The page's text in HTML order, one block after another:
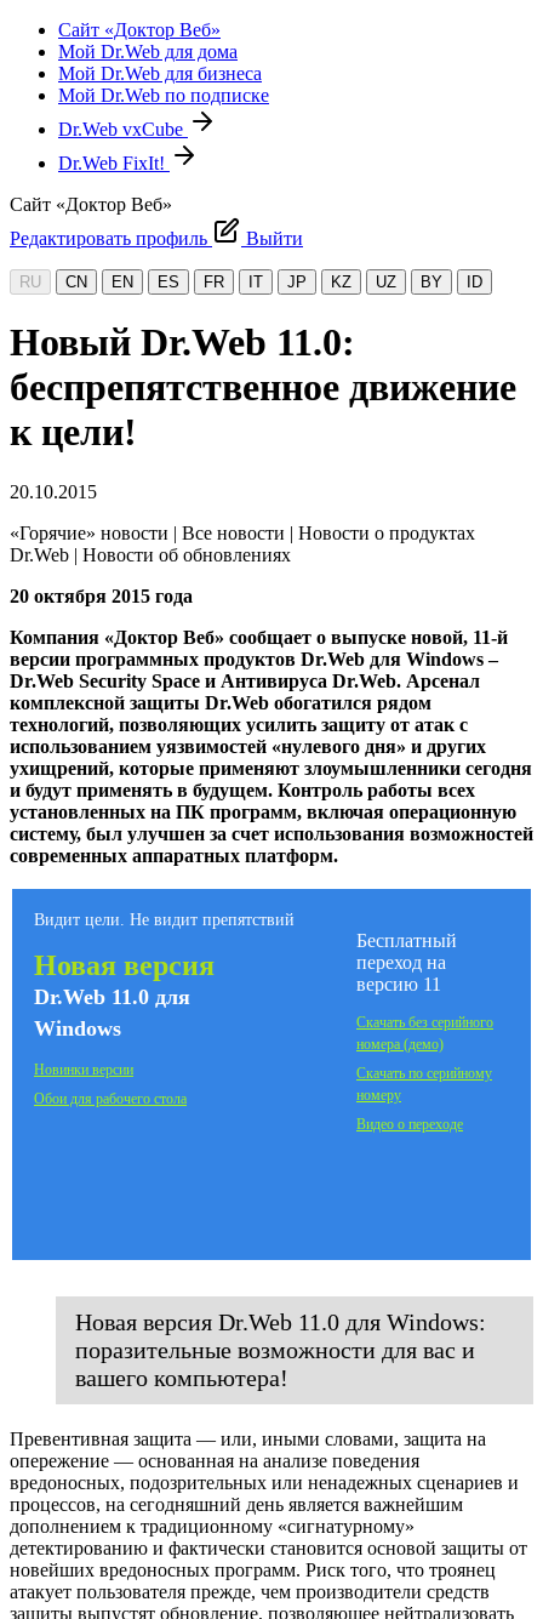
Сайт «Доктор Веб»
Мой Dr.Web для дома
Мой Dr.Web для бизнеса
Мой Dr.Web по подписке
Dr.Web vxCube
Dr.Web FixIt!
Сайт «Доктор Веб»
Редактировать профиль
Выйти
RU CN EN ES FR IT JP KZ UZ BY ID
Новый Dr.Web 11.0:
беспрепятственное движение
к цели!
20.10.2015
«Горячие» новости | Все новости | Новости о продуктах
Dr.Web | Новости об обновлениях
20 октября 2015 года
Компания «Доктор Веб» сообщает о выпуске новой, 11-й
версии программных продуктов Dr.Web для Windows –
Dr.Web Security Space и Антивируса Dr.Web. Арсенал
комплексной защиты Dr.Web обогатился рядом
технологий, позволяющих усилить защиту от атак с
использованием уязвимостей «нулевого дня» и других
ухищрений, которые применяют злоумышленники сегодня
и будут применять в будущем. Контроль работы всех
установленных на ПК программ, включая операционную
систему, был улучшен за счет использования возможностей
современных аппаратных платформ.
Видит цели. Не видит препятствий
Новая версия
Dr.Web 11.0 для
Windows
Новинки версии
Обои для рабочего стола
Бесплатный
переход на
версию 11
Скачать без серийного
номера (демо)
Скачать по серийному
номеру
Видео о переходе
Новая версия Dr.Web 11.0 для Windows:
поразительные возможности для вас и
вашего компьютера!
Превентивная защита — или, иными словами, защита на
опережение — основанная на анализе поведения
вредоносных, подозрительных или ненадежных сценариев и
процессов, на сегодняшний день является важнейшим
дополнением к традиционному «сигнатурному»
детектированию и фактически становится основой защиты от
новейших вредоносных программ. Риск того, что троянец
атакует пользователя прежде, чем производители средств
защиты выпустят обновление, позволяюшее нейтрализовать